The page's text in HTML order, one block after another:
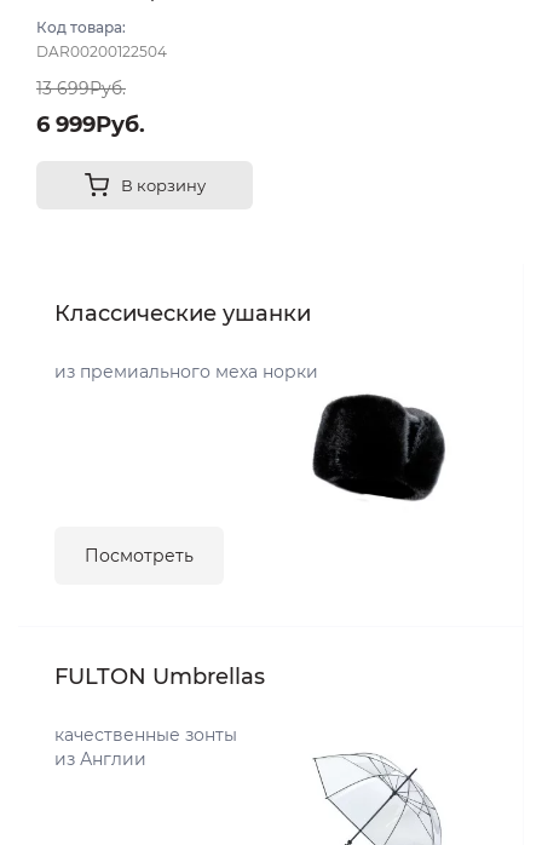
Код товара:
DAR00200122504
13 699Руб.
6 999Руб.
В корзину
Классические ушанки
из премиального меха норки
Посмотреть
FULTON Umbrellas
качественные зонты
из Англии